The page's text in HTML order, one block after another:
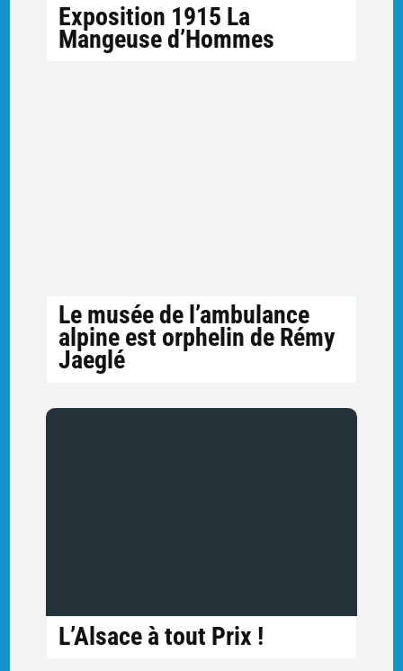
Exposition 1915 La
Mangeuse d’Hommes
Le musée de l’ambulance
alpine est orphelin de Rémy
Jaeglé
L’Alsace à tout Prix !